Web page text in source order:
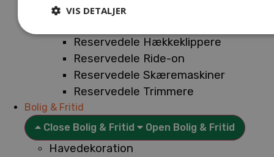
Reservedele Plæneklippere
Reservedele Hækkeklippere
Reservedele Ride-on
Reservedele Skæremaskiner
Reservedele Trimmere
Bolig & Fritid
Close Bolig & Fritid
Open Bolig & Fritid
Havedekoration
VIS DETALJER